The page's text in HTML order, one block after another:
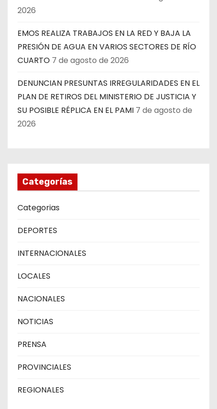
2026
EMOS REALIZA TRABAJOS EN LA RED Y BAJA LA
PRESIÓN DE AGUA EN VARIOS SECTORES DE RÍO
CUARTO 7 de agosto de 2026
DENUNCIAN PRESUNTAS IRREGULARIDADES EN EL
PLAN DE RETIROS DEL MINISTERIO DE JUSTICIA Y
SU POSIBLE RÉPLICA EN EL PAMI 7 de agosto de
2026
Categorías
Categorias
DEPORTES
INTERNACIONALES
LOCALES
NACIONALES
NOTICIAS
PRENSA
PROVINCIALES
REGIONALES